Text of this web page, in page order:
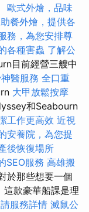
歐式外燴，品味
餐外燴，提供各
務，為您安排尊
各種害蟲 了解公
目前經營三艘中
醫服務 全口重
大甲放鬆按摩
和Seabourn
工作更高效 近視
安養院，為您提
後恢復場所
SEO服務 高雄搬
於那些想要一個
這款豪華船課是理
服務詳情 滅鼠公